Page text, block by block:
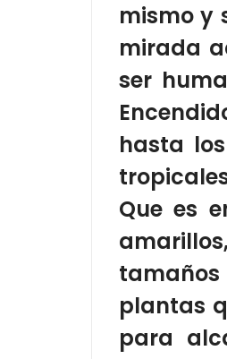
mismoy
mirada
ser
hasta
Que es
plantas
para